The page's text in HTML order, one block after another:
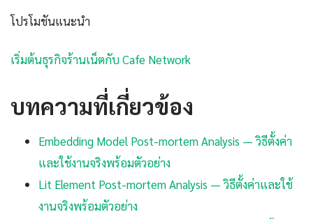
โปรโมชันแนะนำ
เริ่มต้นธุรกิจร้านเน็ตกับ Cafe Network
บทความที่เกี่ยวข้อง
Embedding Model Post-mortem Analysis — วิธีตั้งค่า
และใช้งานจริงพร้อมตัวอย่าง
Lit Element Post-mortem Analysis — วิธีตั้งค่าและใช้
งานจริงพร้อมตัวอย่าง